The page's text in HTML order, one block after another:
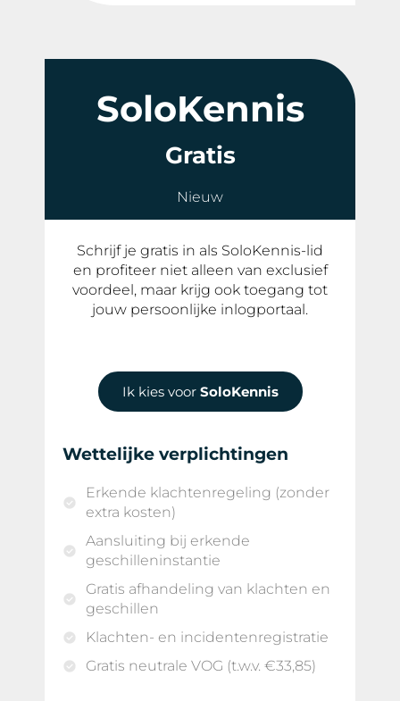
SoloKennis
Gratis
Nieuw
Schrijf je gratis in als SoloKennis-lid
en profiteer niet alleen van exclusief
voordeel, maar krijg ook toegang tot
jouw persoonlijke inlogportaal.
Ik kies voor SoloKennis
Wettelijke verplichtingen
Erkende klachtenregeling (zonder
extra kosten)
Aansluiting bij erkende
geschilleninstantie
Gratis afhandeling van klachten en
geschillen
Klachten- en incidentenregistratie
Gratis neutrale VOG (t.w.v. €33,85)